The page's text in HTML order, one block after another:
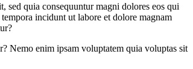
sed quia consequuntur magni dolores eos qui
incidunt ut labore et dolore magnam
Nemo enim ipsam voluptatem quia voluptas sit